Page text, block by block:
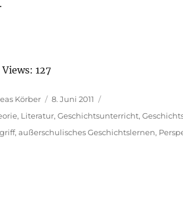
127
Körber
Veröffentlicht
8. Juni 2011
, Literatur,Geschichtsunterricht,
,außerschulisches Geschichtslernen,